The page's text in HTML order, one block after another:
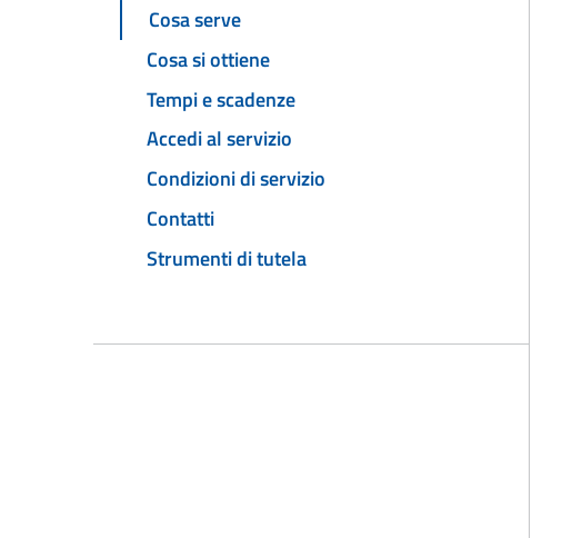
Cosa serve
Cosa si ottiene
Tempi e scadenze
Accedi al servizio
Condizioni di servizio
Contatti
Strumenti di tutela